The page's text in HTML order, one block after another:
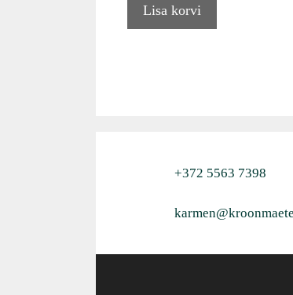
Lisa korvi
+372 5563 7398